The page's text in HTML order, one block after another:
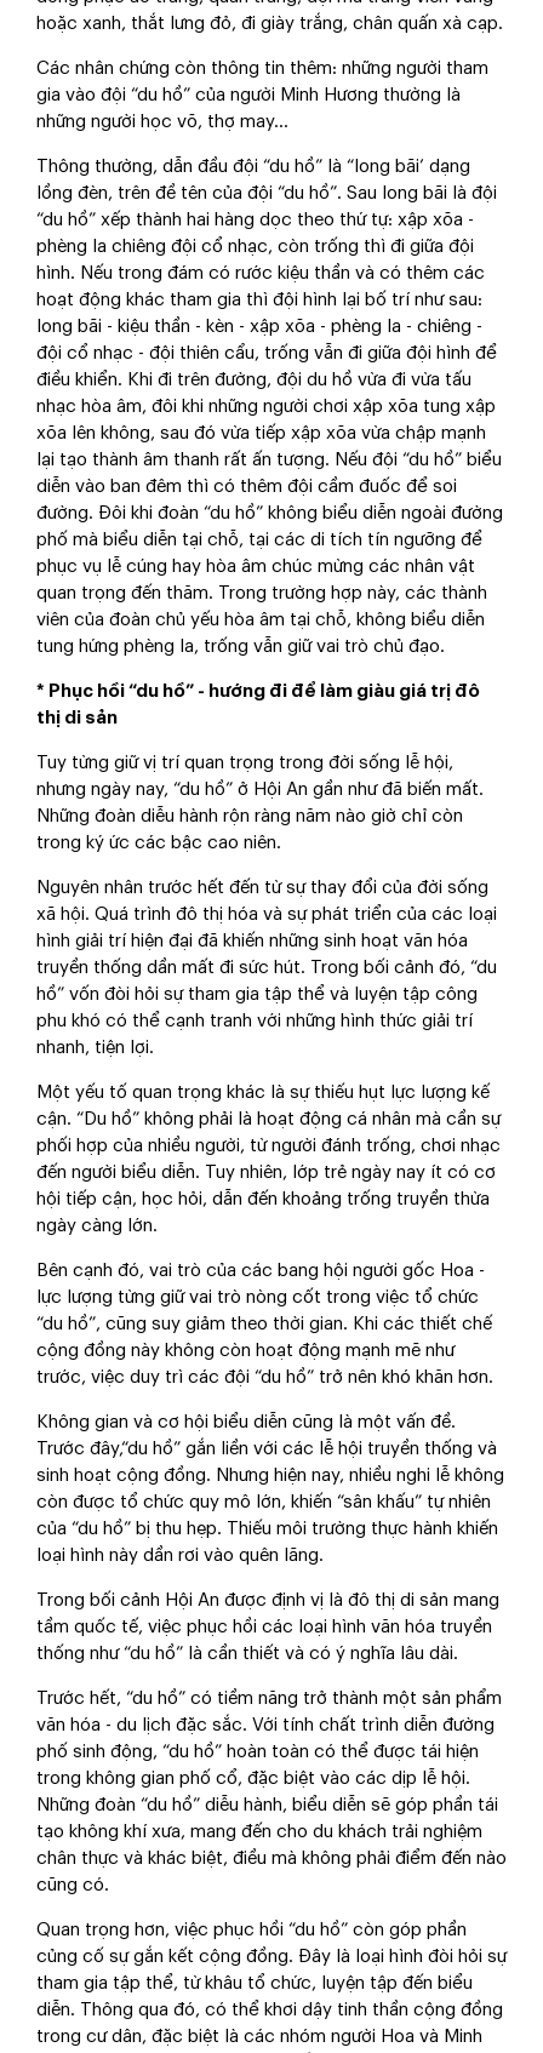
hoặc xanh, thắt lưng đỏ, đi giày trắng, chân quấn xà cạp.
Các nhân chứng còn thông tin thêm: những người tham
gia vào đội “du hồ” của người Minh Hương thường là
những người học võ, thợ may...
Thông thường, dẫn đầu đội “du hồ” là “long bãi’ dạng
lồng đèn, trên đề tên của đội “du hồ”. Sau long bãi là đội
“du hồ” xếp thành hai hàng dọc theo thứ tự: xập xõa -
phèng la chiêng đội cổ nhạc, còn trống thì đi giữa đội
hình. Nếu trong đám có rước kiệu thần và có thêm các
hoạt động khác tham gia thì đội hình lại bố trí như sau:
long bãi - kiệu thần - kèn - xập xõa - phèng la - chiêng -
đội cổ nhạc - đội thiên cẩu, trống vẫn đi giữa đội hình để
điều khiển. Khi đi trên đường, đội du hồ vừa đi vừa tấu
nhạc hòa âm, đôi khi những người chơi xập xõa tung xập
xõa lên không, sau đó vừa tiếp xập xõa vừa chập mạnh
lại tạo thành âm thanh rất ấn tượng. Nếu đội “du hồ” biểu
diễn vào ban đêm thì có thêm đội cầm đuốc để soi
đường. Đôi khi đoàn “du hồ” không biểu diễn ngoài đường
phố mà biểu diễn tại chỗ, tại các di tích tín ngưỡng để
phục vụ lễ cúng hay hòa âm chúc mừng các nhân vật
quan trọng đến thăm. Trong trường hợp này, các thành
viên của đoàn chủ yếu hòa âm tại chỗ, không biểu diễn
tung hứng phèng la, trống vẫn giữ vai trò chủ đạo.
* Phục hồi “du hồ” - hướng đi để làm giàu giá trị đô
thị di sản
Tuy từng giữ vị trí quan trọng trong đời sống lễ hội,
nhưng ngày nay, “du hồ” ở Hội An gần như đã biến mất.
Những đoàn diễu hành rộn ràng năm nào giờ chỉ còn
trong ký ức các bậc cao niên.
Nguyên nhân trước hết đến từ sự thay đổi của đời sống
xã hội. Quá trình đô thị hóa và sự phát triển của các loại
hình giải trí hiện đại đã khiến những sinh hoạt văn hóa
truyền thống dần mất đi sức hút. Trong bối cảnh đó, “du
hồ” vốn đòi hỏi sự tham gia tập thể và luyện tập công
phu khó có thể cạnh tranh với những hình thức giải trí
nhanh, tiện lợi.
Một yếu tố quan trọng khác là sự thiếu hụt lực lượng kế
cận. “Du hồ” không phải là hoạt động cá nhân mà cần sự
phối hợp của nhiều người, từ người đánh trống, chơi nhạc
đến người biểu diễn. Tuy nhiên, lớp trẻ ngày nay ít có cơ
hội tiếp cận, học hỏi, dẫn đến khoảng trống truyền thừa
ngày càng lớn.
Bên cạnh đó, vai trò của các bang hội người gốc Hoa -
lực lượng từng giữ vai trò nòng cốt trong việc tổ chức
“du hồ”, cũng suy giảm theo thời gian. Khi các thiết chế
cộng đồng này không còn hoạt động mạnh mẽ như
trước, việc duy trì các đội “du hồ” trở nên khó khăn hơn.
Không gian và cơ hội biểu diễn cũng là một vấn đề.
Trước đây,“du hồ” gắn liền với các lễ hội truyền thống và
sinh hoạt cộng đồng. Nhưng hiện nay, nhiều nghi lễ không
còn được tổ chức quy mô lớn, khiến “sân khấu” tự nhiên
của “du hồ” bị thu hẹp. Thiếu môi trường thực hành khiến
loại hình này dần rơi vào quên lãng.
Trong bối cảnh Hội An được định vị là đô thị di sản mang
tầm quốc tế, việc phục hồi các loại hình văn hóa truyền
thống như “du hồ” là cần thiết và có ý nghĩa lâu dài.
Trước hết, “du hồ” có tiềm năng trở thành một sản phẩm
văn hóa - du lịch đặc sắc. Với tính chất trình diễn đường
phố sinh động, “du hồ” hoàn toàn có thể được tái hiện
trong không gian phố cổ, đặc biệt vào các dịp lễ hội.
Những đoàn “du hồ” diễu hành, biểu diễn sẽ góp phần tái
tạo không khí xưa, mang đến cho du khách trải nghiệm
chân thực và khác biệt, điều mà không phải điểm đến nào
cũng có.
Quan trọng hơn, việc phục hồi “du hồ” còn góp phần
củng cố sự gắn kết cộng đồng. Đây là loại hình đòi hỏi sự
tham gia tập thể, từ khâu tổ chức, luyện tập đến biểu
diễn. Thông qua đó, có thể khơi dậy tinh thần cộng đồng
trong cư dân, đặc biệt là các nhóm người Hoa và Minh